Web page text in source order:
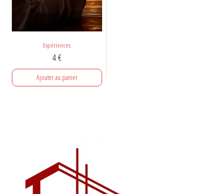
Expériences
4€
Ajouter au panier